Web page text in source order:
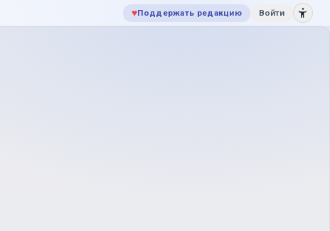
♥Поддержать редакцию Войти